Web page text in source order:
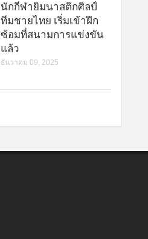
นักกีฬายิมนาสติกศิลป์
ทีมชายไทย เริ่มเข้าฝึก
ซ้อมที่สนามการแข่งขัน
แล้ว
ธันวาคม 09, 2025